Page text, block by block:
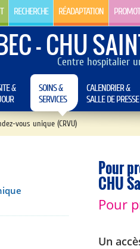
RECHERCHE RÉADAPTATION
- CHU
Centre hospitalier
&
SOINS &
SERVICES
CALENDRIER &
SALLE DE PRESSE
vous unique (CRVU)
Pour
CHU
Pour
Un